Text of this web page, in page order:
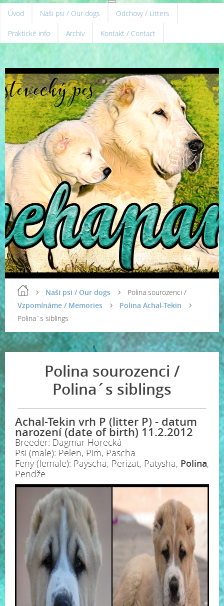
Úvod Naši psi / Our dogs Odchovy / Litters
Praktické info Archiv Kontakt / Contact
Naši psi / Our dogs
Vzpomínáme / Memories
Polina Achal-Tekin
Polina sourozenci /
Polina´s siblings
Polina sourozenci /
Polina´s siblings
Achal-Tekin vrh P (litter P) - datum
narození (date of birth) 11.2.2012
Breeder: Dagmar Horecká
Psi (male): Pelen, Pim, Pascha
Feny (female): Payscha, Perizat, Patysha, Polina,
Pendže